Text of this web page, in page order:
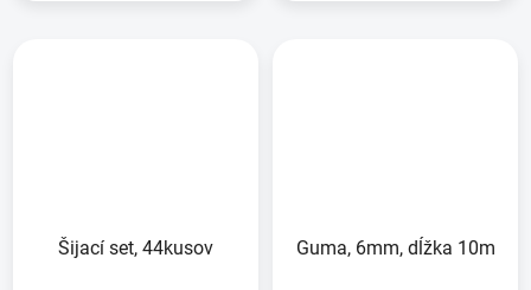
Šijací set, 44kusov Guma, 6mm, dĺžka 10m